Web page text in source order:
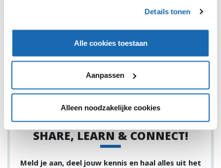
Details tonen
Alle cookies toestaan
Aanpassen
Alleen noodzakelijke cookies
dropvariant omhuld met chocolade.
SHARE, LEARN & CONNECT!
Meld je aan, deel jouw kennis en haal alles uit het